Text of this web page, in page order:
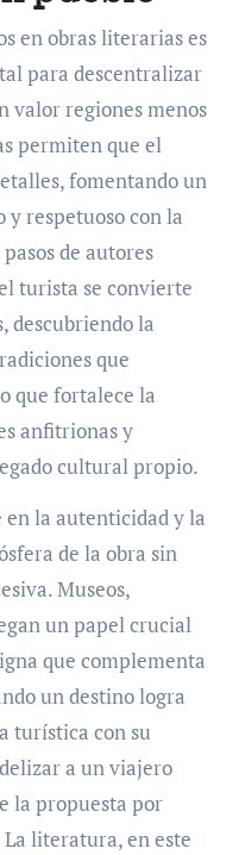
en obras literarias es
para descentralizar
valor regiones menos
permiten que el
fomentando un
y respetuoso con la
de autores
turista se convierte
descubriendo la
que
que fortalece la
anfitrionas y
cultural propio.
en la autenticidad y la
de la obra sin
Museos,
un papel crucial
que complementa
un destino logra
turística con su
a un viajero
la propuesta por
literatura, en este